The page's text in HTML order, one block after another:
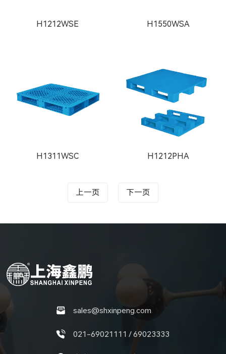
H1212WSE H1550WSA
H1311WSC H1212PHA
上一页 下一页
sales@shxinpeng.com
021-69021111 / 69023333